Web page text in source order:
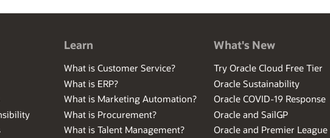
Learn
What is Customer Service?
What is ERP?
What is Marketing Automation?
What is Procurement?
What is Talent Management?
What's New
Try Oracle Cloud Free Tier
Oracle Sustainability
Oracle COVID-19 Response
Oracle and SailGP
Oracle and Premier League